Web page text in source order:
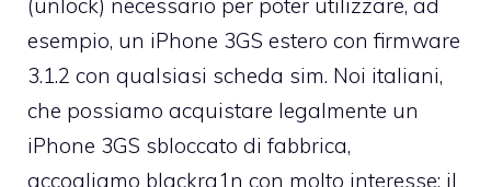
(unlock) necessario per poter utilizzare, ad
esempio, un iPhone 3GS estero con firmware
3.1.2 con qualsiasi scheda sim. Noi italiani,
che possiamo acquistare legalmente un
iPhone 3GS sbloccato di fabbrica,
accogliamo blackra1n con molto interesse: il